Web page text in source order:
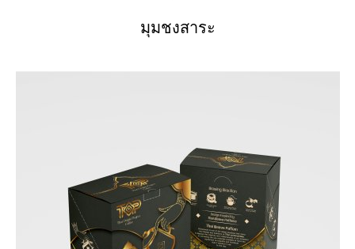
มุมชงสาระ